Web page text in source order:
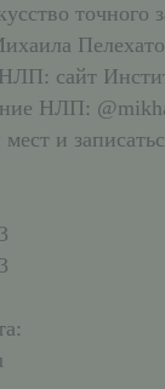
точного
сайт
НЛП:
и